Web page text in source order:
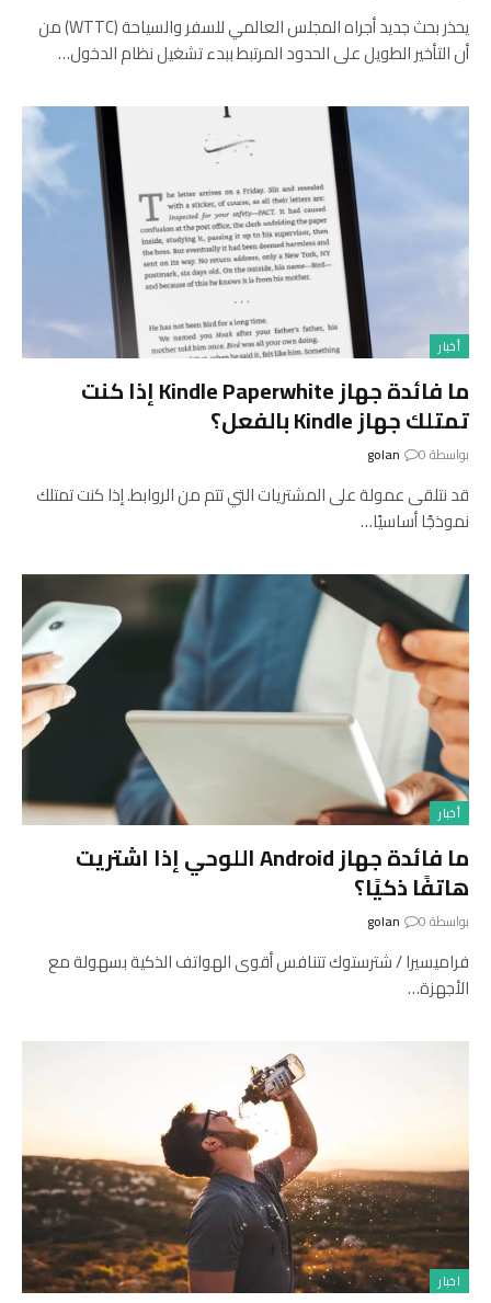
يحذر بحث جديد أجراه المجلس العالمي للسفر والسياحة (WTTC) من
أن التأخير الطويل على الحدود المرتبط ببدء تشغيل نظام الدخول…
أخبار
ما فائدة جهاز Kindle Paperwhite إذا كنت
تمتلك جهاز Kindle بالفعل؟
بواسطة golan 0
قد نتلقى عمولة على المشتريات التي تتم من الروابط. إذا كنت تمتلك
نموذجًا أساسيًا…
أخبار
ما فائدة جهاز Android اللوحي إذا اشتريت
هاتفًا ذكيًا؟
بواسطة golan 0
فراميسيرا / شترستوك تتنافس أقوى الهواتف الذكية بسهولة مع
الأجهزة…
اخبار